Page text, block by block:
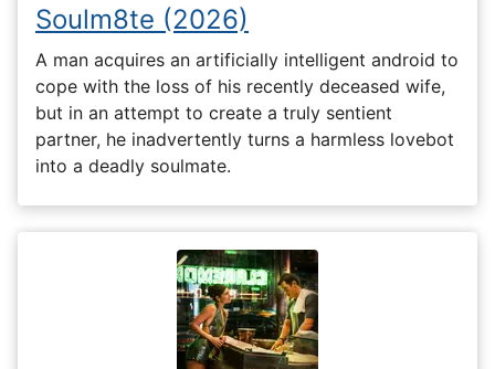
Soulm8te (2026)
A man acquires an artificially intelligent android to
cope with the loss of his recently deceased wife,
but in an attempt to create a truly sentient
partner, he inadvertently turns a harmless lovebot
into a deadly soulmate.